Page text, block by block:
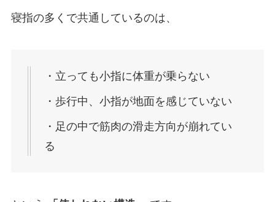
寝指の多くで共通しているのは、
・立っても小指に体重が乗らない
・歩行中、小指が地面を感じていない
・足の中で筋肉の滑走方向が崩れてい
る